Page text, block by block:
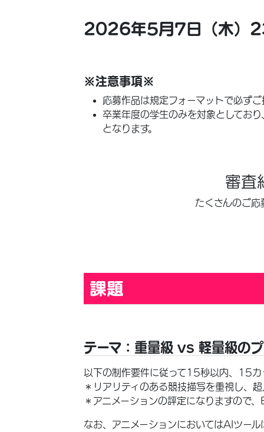
2026年5月7日（木）
※注意事項※
応募作品は規定フォーマットで必ず
卒業年度の学生のみを対象としてお
となります。
審査
たくさんのご応
課題
テーマ：重量級 vs 軽量級の
以下の制作要件に従って15秒以内、15カ
＊リアリティのある競技描写を重視し、
＊アニメーションの評定になりますので
なお、アニメーションにおいてはAIツー